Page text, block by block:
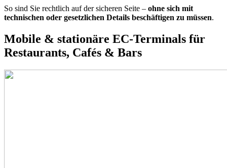
So sind Sie rechtlich auf der sicheren Seite – ohne sich mit
technischen oder gesetzlichen Details beschäftigen zu müssen.
Mobile & stationäre EC-Terminals für
Restaurants, Cafés & Bars